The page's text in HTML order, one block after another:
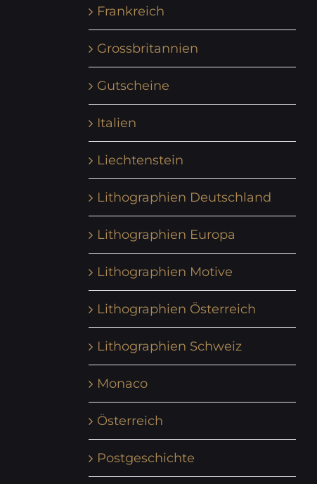
Frankreich
Grossbritannien
Gutscheine
Italien
Liechtenstein
Lithographien Deutschland
Lithographien Europa
Lithographien Motive
Lithographien Österreich
Lithographien Schweiz
Monaco
Österreich
Postgeschichte